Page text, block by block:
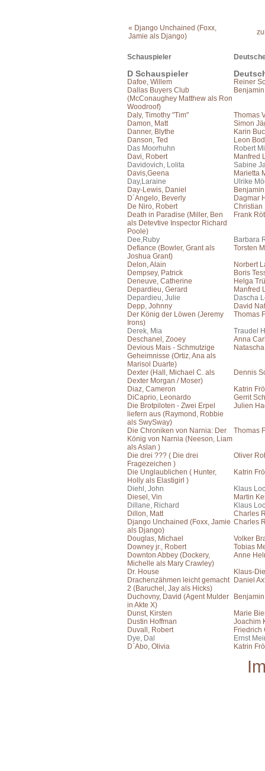
« Django Unchained (Foxx,
Jamie als Django)
Schauspieler
D Schauspieler
Dafoe, Willem
Reiner
Dallas Buyers Club
(McConaughey Matthew als Ron
Woodroof)
Daly, Timothy "Tim"
Thomas
Damon, Matt
Simon
Danner, Blythe
Karin
Danson, Ted
Leon
Das Moorhuhn
Robert
Davi, Robert
Manfred
Davidovich, Lolita
Sabine
Davis,Geena
Marietta
Day,Laraine
Ulrike
Day-Lewis, Daniel
D´Angelo, Beverly
Dagmar
De Niro, Robert
Christian
Death in Paradise (Miller, Ben
als Detevtive Inspector Richard
Poole)
Frank
Dee,Ruby
Barbara
Defiance (Bowler, Grant als
Joshua Grant)
Torsten
Delon, Alain
Norbert
Dempsey, Patrick
Boris
Deneuve, Catherine
Helga
Depardieu, Gerard
Manfred
Depardieu, Julie
Dascha
Depp, Johnny
David
Der König der Löwen (Jeremy
Irons)
Thomas
Derek, Mia
Traudel
Deschanel, Zooey
Anna
Devious Mais - Schmutzige
Geheimnisse (Ortiz, Ana als
Marisol Duarte)
Dexter (Hall, Michael C. als
Dexter Morgan / Moser)
Dennis
Diaz, Cameron
Katrin
DiCaprio, Leonardo
Gerrit
Die Brotpiloten - Zwei Erpel
liefern aus (Raymond, Robbie
als SwySway)
Julien
Die Chroniken von Narnia: Der
König von Narnia (Neeson, Liam
als Aslan )
Thomas
Die drei ??? ( Die drei
Fragezeichen )
Oliver
Die Unglaublichen ( Hunter,
Holly als Elastigirl )
Katrin
Diehl, John
Klaus
Diesel, Vin
Martin
Dillane, Richard
Klaus
Dillon, Matt
Charles
Django Unchained (Foxx, Jamie
als Django)
Charles
Douglas, Michael
Volker
Downey jr., Robert
Tobias
Downton Abbey (Dockery,
Michelle als Mary Crawley)
Anne
Dr. House
Klaus-
Drachenzähmen leicht gemacht
2 (Baruchel, Jay als Hicks)
Daniel
Duchovny, David (Agent Mulder
in Akte X)
Dunst, Kirsten
Marie
Dustin Hoffman
Joachim
Duvall, Robert
Friedrich
Dye, Dal
Ernst
D`Abo, Olivia
Katrin